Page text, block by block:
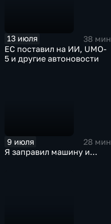
13 июля
38 мин
ЕС поставил на ИИ, UMO-
5 и другие автоновости
9 июля
28 мин
Я заправил машину и...